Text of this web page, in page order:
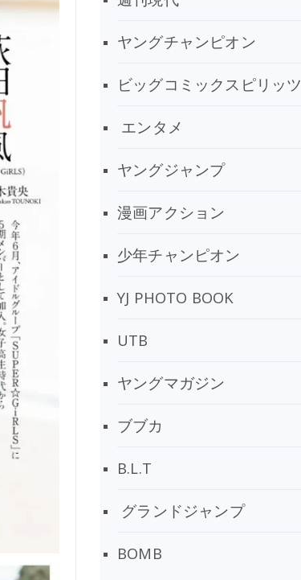
ヤングチャンピオン
ビッグコミックスピリッツ
エンタメ
ヤングジャンプ
漫画アクション
少年チャンピオン
YJ PHOTO BOOK
UTB
ヤングマガジン
ブブカ
B.L.T
グランドジャンプ
BOMB